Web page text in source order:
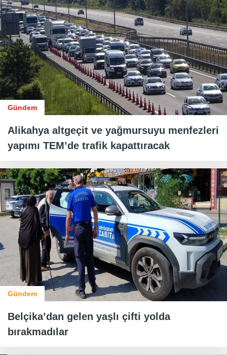
Gündem
Alikahya altgeçit ve yağmursuyu menfezleri
yapımı TEM’de trafik kapattıracak
Gündem
Belçika’dan gelen yaşlı çifti yolda
bırakmadılar